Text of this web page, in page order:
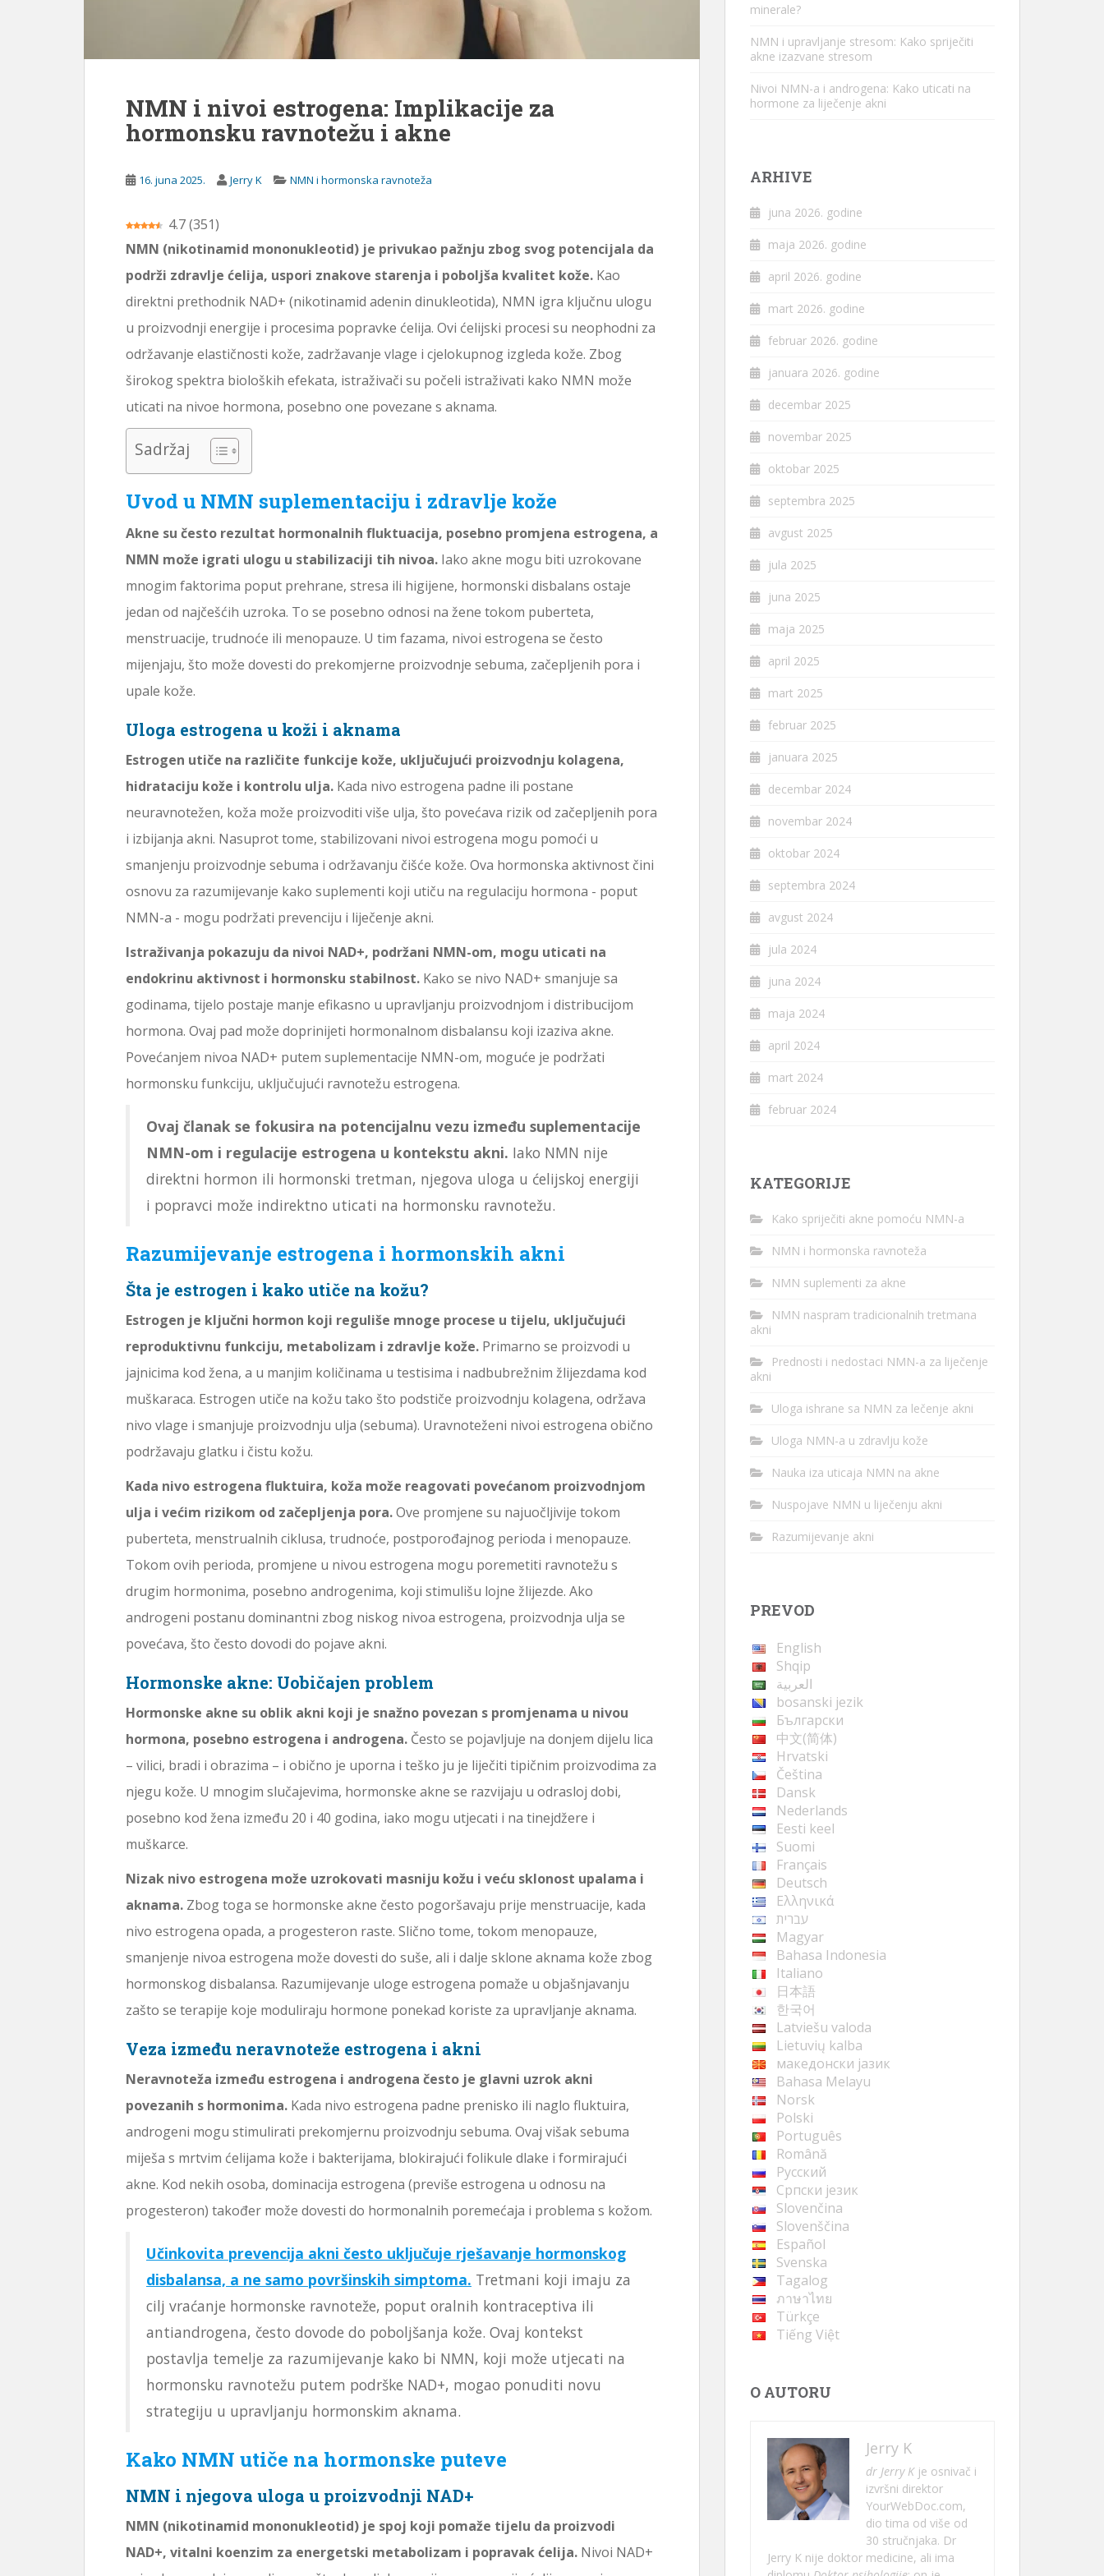
NMN i nivoi estrogena: Implikacije za
hormonsku ravnotežu i akne
16. juna 2025. Jerry K NMN i hormonska ravnoteža
4.7(351)
NMN (nikotinamid mononukleotid) je privukao pažnju zbog svog potencijala da
podrži zdravlje ćelija, uspori znakove starenja i poboljša kvalitet kože. Kao
direktni prethodnik NAD+ (nikotinamid adenin dinukleotida), NMN igra ključnu ulogu
u proizvodnji energije i procesima popravke ćelija. Ovi ćelijski procesi su neophodni za
održavanje elastičnosti kože, zadržavanje vlage i cjelokupnog izgleda kože. Zbog
širokog spektra bioloških efekata, istraživači su počeli istraživati ​​kako NMN može
uticati na nivoe hormona, posebno one povezane s aknama.
Sadržaj
Uvod u NMN suplementaciju i zdravlje kože
Akne su često rezultat hormonalnih fluktuacija, posebno promjena estrogena, a
NMN može igrati ulogu u stabilizaciji tih nivoa. Iako akne mogu biti uzrokovane
mnogim faktorima poput prehrane, stresa ili higijene, hormonski disbalans ostaje
jedan od najčešćih uzroka. To se posebno odnosi na žene tokom puberteta,
menstruacije, trudnoće ili menopauze. U tim fazama, nivoi estrogena se često
mijenjaju, što može dovesti do prekomjerne proizvodnje sebuma, začepljenih pora i
upale kože.
Uloga estrogena u koži i aknama
Estrogen utiče na različite funkcije kože, uključujući proizvodnju kolagena,
hidrataciju kože i kontrolu ulja. Kada nivo estrogena padne ili postane
neuravnotežen, koža može proizvoditi više ulja, što povećava rizik od začepljenih pora
i izbijanja akni. Nasuprot tome, stabilizovani nivoi estrogena mogu pomoći u
smanjenju proizvodnje sebuma i održavanju čišće kože. Ova hormonska aktivnost čini
osnovu za razumijevanje kako suplementi koji utiču na regulaciju hormona - poput
NMN-a - mogu podržati prevenciju i liječenje akni.
Istraživanja pokazuju da nivoi NAD+, podržani NMN-om, mogu uticati na
endokrinu aktivnost i hormonsku stabilnost. Kako se nivo NAD+ smanjuje sa
godinama, tijelo postaje manje efikasno u upravljanju proizvodnjom i distribucijom
hormona. Ovaj pad može doprinijeti hormonalnom disbalansu koji izaziva akne.
Povećanjem nivoa NAD+ putem suplementacije NMN-om, moguće je podržati
hormonsku funkciju, uključujući ravnotežu estrogena.
Ovaj članak se fokusira na potencijalnu vezu između suplementacije
NMN-om i regulacije estrogena u kontekstu akni. Iako NMN nije
direktni hormon ili hormonski tretman, njegova uloga u ćelijskoj energiji
i popravci može indirektno uticati na hormonsku ravnotežu.
Razumijevanje estrogena i hormonskih akni
Šta je estrogen i kako utiče na kožu?
Estrogen je ključni hormon koji reguliše mnoge procese u tijelu, uključujući
reproduktivnu funkciju, metabolizam i zdravlje kože. Primarno se proizvodi u
jajnicima kod žena, a u manjim količinama u testisima i nadbubrežnim žlijezdama kod
muškaraca. Estrogen utiče na kožu tako što podstiče proizvodnju kolagena, održava
nivo vlage i smanjuje proizvodnju ulja (sebuma). Uravnoteženi nivoi estrogena obično
podržavaju glatku i čistu kožu.
Kada nivo estrogena fluktuira, koža može reagovati povećanom proizvodnjom
ulja i većim rizikom od začepljenja pora.Ove promjene su najuočljivije tokom
puberteta, menstrualnih ciklusa, trudnoće, postporođajnog perioda i menopauze.
Tokom ovih perioda, promjene u nivou estrogena mogu poremetiti ravnotežu s
drugim hormonima, posebno androgenima, koji stimulišu lojne žlijezde. Ako
androgeni postanu dominantni zbog niskog nivoa estrogena, proizvodnja ulja se
povećava, što često dovodi do pojave akni.
Hormonske akne: Uobičajen problem
Hormonske akne su oblik akni koji je snažno povezan s promjenama u nivou
hormona, posebno estrogena i androgena. Često se pojavljuje na donjem dijelu lica
– vilici, bradi i obrazima – i obično je uporna i teško ju je liječiti tipičnim proizvodima za
njegu kože. U mnogim slučajevima, hormonske akne se razvijaju u odrasloj dobi,
posebno kod žena između 20 i 40 godina, iako mogu utjecati i na tinejdžere i
muškarce.
Nizak nivo estrogena može uzrokovati masniju kožu i veću sklonost upalama i
aknama. Zbog toga se hormonske akne često pogoršavaju prije menstruacije, kada
nivo estrogena opada, a progesteron raste. Slično tome, tokom menopauze,
smanjenje nivoa estrogena može dovesti do suše, ali i dalje sklone aknama kože zbog
hormonskog disbalansa. Razumijevanje uloge estrogena pomaže u objašnjavanju
zašto se terapije koje moduliraju hormone ponekad koriste za upravljanje aknama.
Veza između neravnoteže estrogena i akni
Neravnoteža između estrogena i androgena često je glavni uzrok akni
povezanih s hormonima. Kada nivo estrogena padne prenisko ili naglo fluktuira,
androgeni mogu stimulirati prekomjernu proizvodnju sebuma. Ovaj višak sebuma
miješa s mrtvim ćelijama kože i bakterijama, blokirajući folikule dlake i formirajući
akne. Kod nekih osoba, dominacija estrogena (previše estrogena u odnosu na
progesteron) također može dovesti do hormonalnih poremećaja i problema s kožom.
Učinkovita prevencija akni često uključuje rješavanje hormonskog
disbalansa, a ne samo površinskih simptoma. Tretmani koji imaju za
cilj vraćanje hormonske ravnoteže, poput oralnih kontraceptiva ili
antiandrogena, često dovode do poboljšanja kože. Ovaj kontekst
postavlja temelje za razumijevanje kako bi NMN, koji može utjecati na
hormonsku ravnotežu putem podrške NAD+, mogao ponuditi novu
strategiju u upravljanju hormonskim aknama.
Kako NMN utiče na hormonske puteve
NMN i njegova uloga u proizvodnji NAD+
NMN (nikotinamid mononukleotid) je spoj koji pomaže tijelu da proizvodi
NAD+, vitalni koenzim za energetski metabolizam i popravak ćelija. Nivoi NAD+
minerale?
NMN i upravljanje stresom: Kako spriječiti
akne izazvane stresom
Nivoi NMN-a i androgena: Kako uticati na
hormone za liječenje akni
ARHIVE
juna 2026. godine
maja 2026. godine
april 2026. godine
mart 2026. godine
februar 2026. godine
januara 2026. godine
decembar 2025
novembar 2025
oktobar 2025
septembra 2025
avgust 2025
jula 2025
juna 2025
maja 2025
april 2025
mart 2025
februar 2025
januara 2025
decembar 2024
novembar 2024
oktobar 2024
septembra 2024
avgust 2024
jula 2024
juna 2024
maja 2024
april 2024
mart 2024
februar 2024
KATEGORIJE
Kako spriječiti akne pomoću NMN-a
NMN i hormonska ravnoteža
NMN suplementi za akne
NMN naspram tradicionalnih tretmana
akni
Prednosti i nedostaci NMN-a za liječenje
akni
Uloga ishrane sa NMN za lečenje akni
Uloga NMN-a u zdravlju kože
Nauka iza uticaja NMN na akne
Nuspojave NMN u liječenju akni
Razumijevanje akni
PREVOD
English
Shqip
العربية
bosanski jezik
Български
中文(简体)
Hrvatski
Čeština
Dansk
Nederlands
Eesti keel
Suomi
Français
Deutsch
Ελληνικά
עברית
Magyar
Bahasa Indonesia
Italiano
日本語
한국어
Latviešu valoda
Lietuvių kalba
македонски јазик
Bahasa Melayu
Norsk
Polski
Português
Română
Русский
Cрпски језик
Slovenčina
Slovenščina
Español
Svenska
Tagalog
ภาษาไทย
Türkçe
Tiếng Việt
O AUTORU
Jerry K
dr Jerry Kje osnivač i
izvršni direktor
YourWebDoc.com,
dio tima od više od
30 stručnjaka. Dr
Jerry K nije doktor medicine, ali ima